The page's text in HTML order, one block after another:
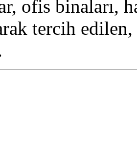
ofis binaları,
tercih